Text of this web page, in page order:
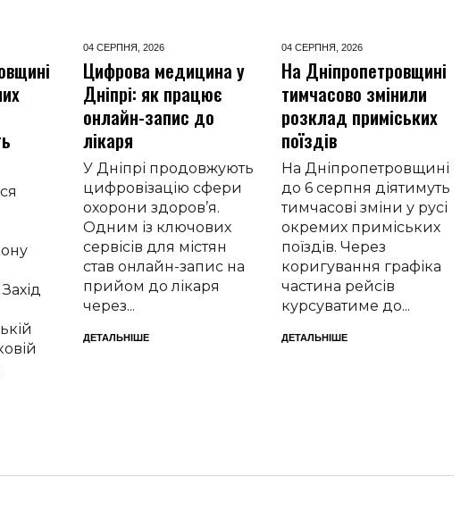
04 СЕРПНЯ, 2026
Цифрова медицина у
Дніпрі: як працює
онлайн-запис до
лікаря
У Дніпрі продовжують
цифровізацію сфери
охорони здоров’я.
Одним із ключових
сервісів для містян
став онлайн-запис на
прийом до лікаря
через...
ДЕТАЛЬНІШЕ
04 СЕРПНЯ, 2026
На Дніпропетровщині
тимчасово змінили
розклад приміських
поїздів
На Дніпропетровщині
до 6 серпня діятимуть
тимчасові зміни у русі
окремих приміських
поїздів. Через
коригування графіка
частина рейсів
курсуватиме до...
ДЕТАЛЬНІШЕ